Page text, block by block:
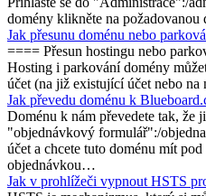
domény klikněte na
Jak přesunu doménu nebo
==== Přesun hostingu nebo
Hosting i parkování domény
účet (na již existující účet nebo
Jak převedu doménu k
Doménu k nám převedete tak, že
"objednávkový formulář":/
účet a chcete tuto doménu mít
objednávkou…
Jak v prohlížeči vypnout HSTS